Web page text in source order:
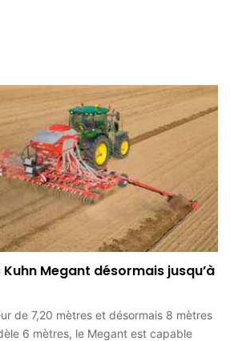
Kuhn Megant désormais jusqu’à
de 7,20 mètres et désormais 8 mètres
6 mètres, le Megant est capable